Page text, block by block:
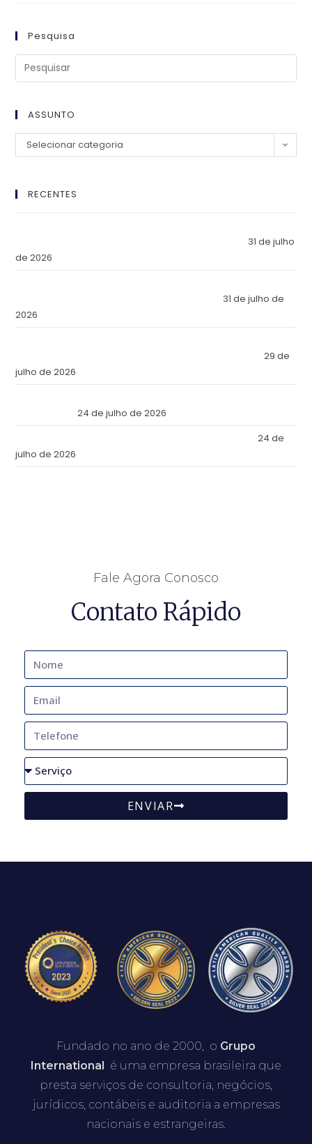
Pesquisa
ASSUNTO
Selecionar categoria
RECENTES
31 de julho
de 2026
31 de julho de
2026
29 de
julho de 2026
24 de julho de 2026
24 de
julho de 2026
Fale Agora Conosco
Contato Rápido
ENVIAR
Fundado no ano de 2000, o Grupo
International é uma empresa brasileira que
presta serviços de consultoria, negócios,
jurídicos, contábeis e auditoria a empresas
nacionais e estrangeiras.